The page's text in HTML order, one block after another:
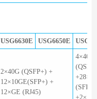
USG6630E USG6650E
2×40G (QSFP+) +
12×10GE(SFP+) +
12×GE (RJ45)
(SFP+)